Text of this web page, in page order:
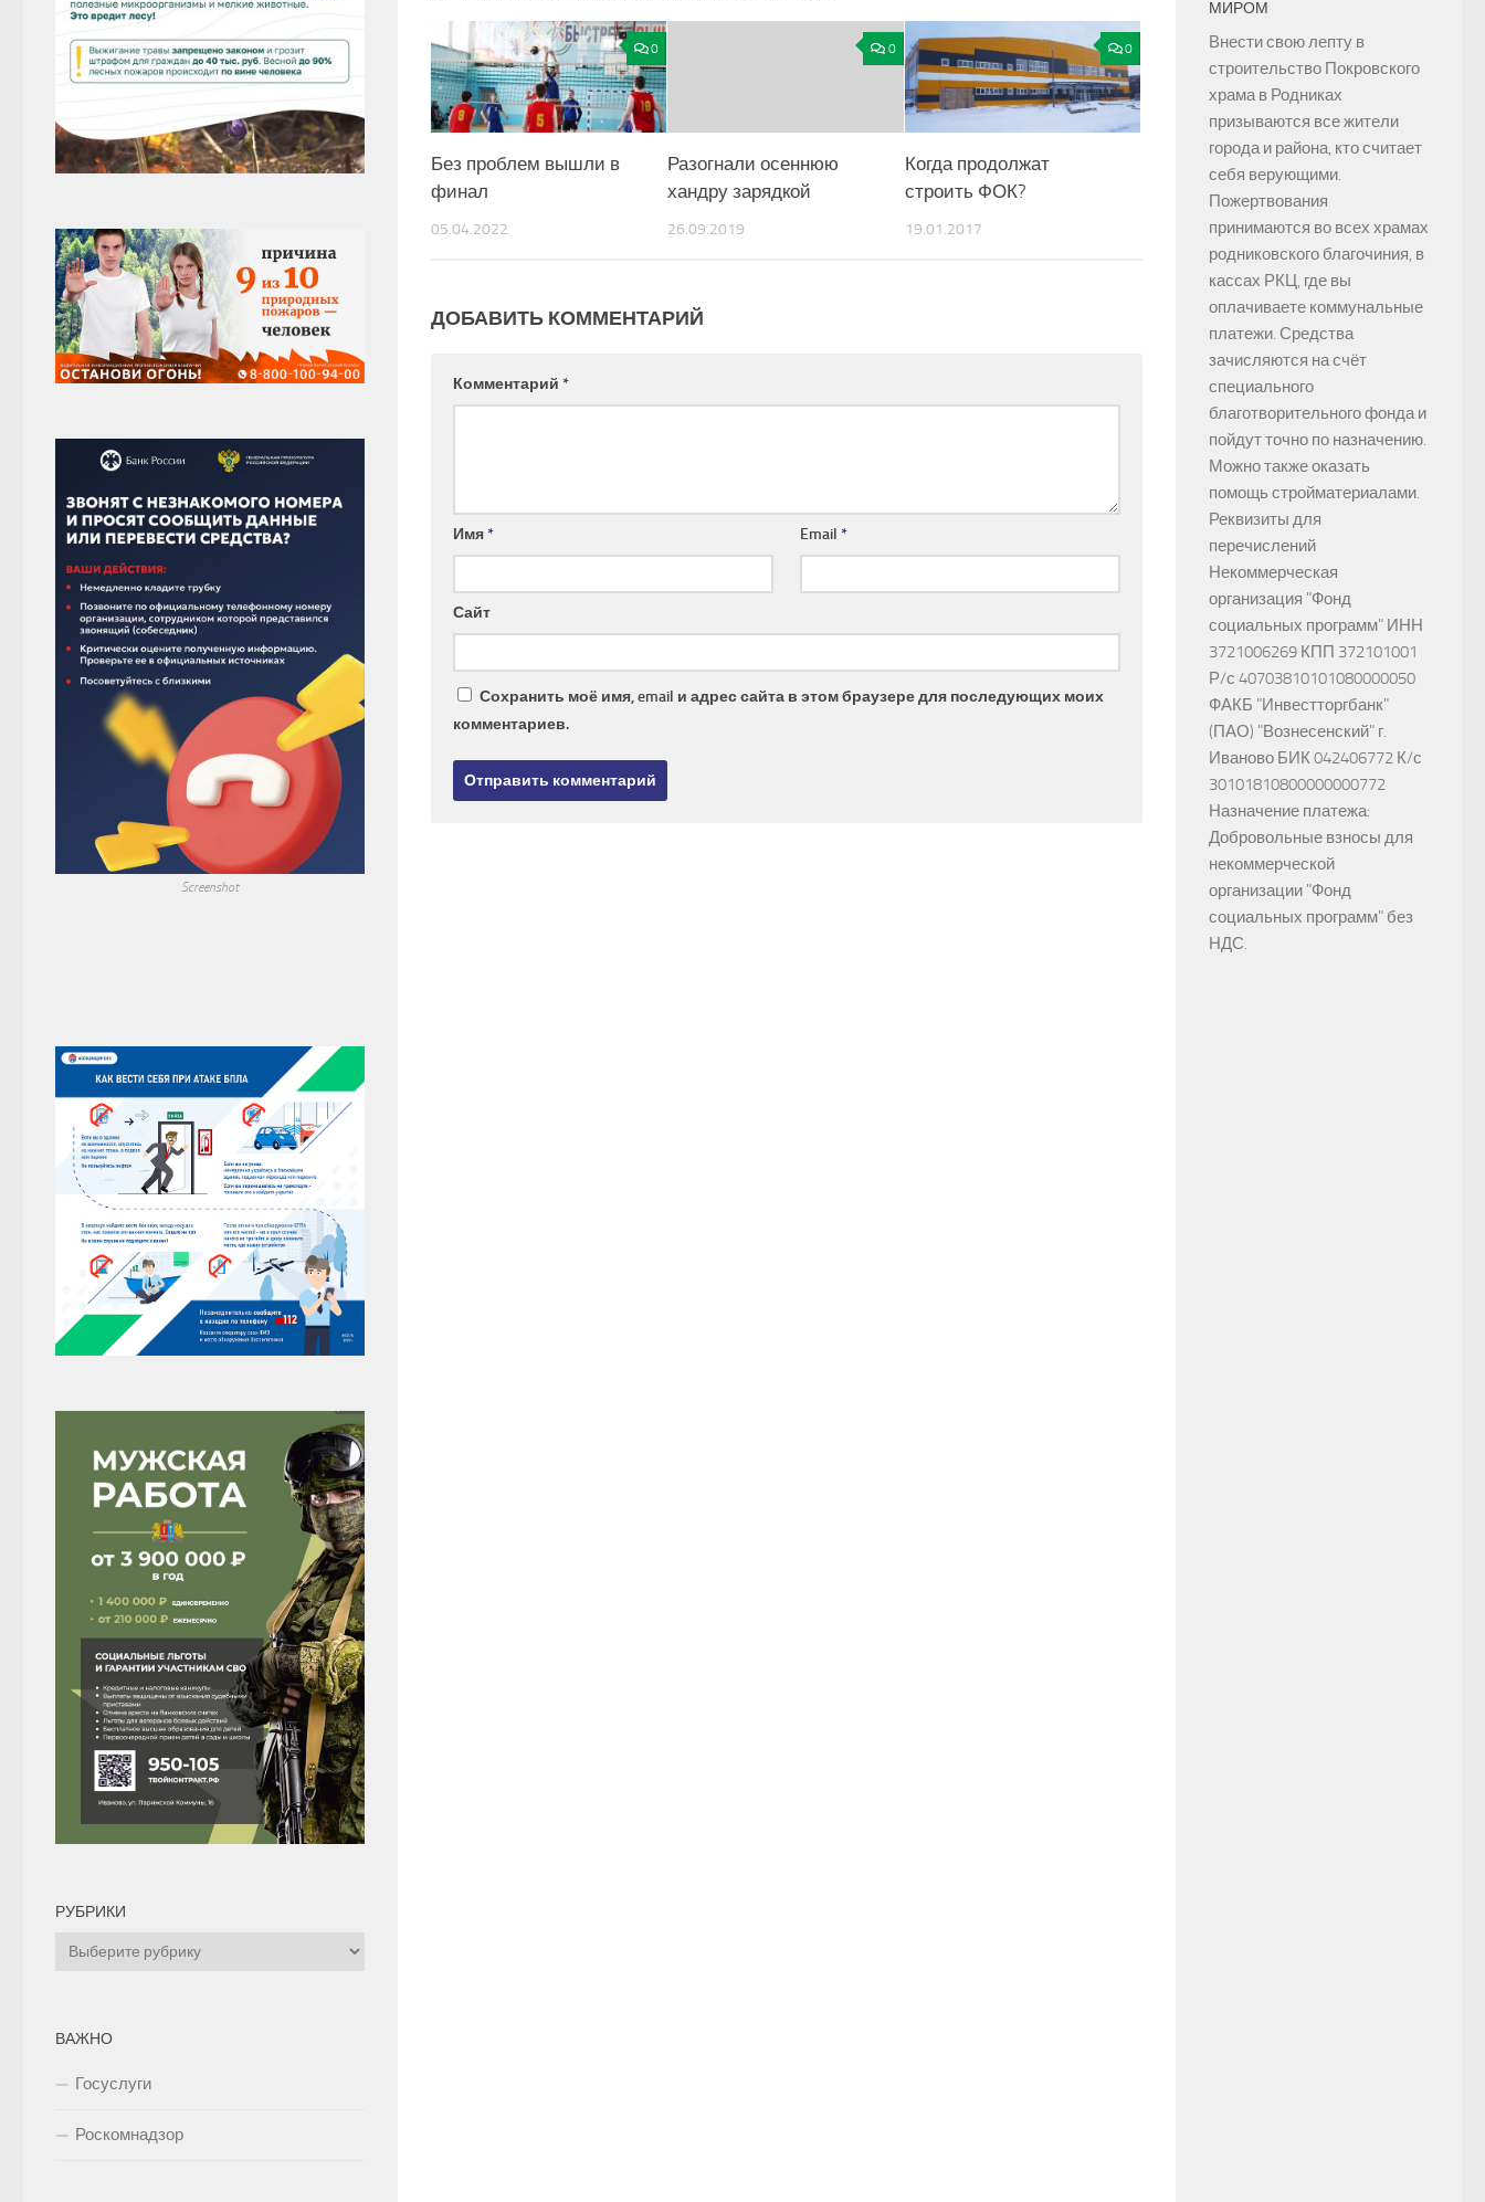
0
Без проблем вышли в
финал
05.04.2022
0
Разогнали осеннюю
хандру зарядкой
26.09.2019
0
Когда продолжат
строить ФОК?
19.01.2017
ДОБАВИТЬ КОММЕНТАРИЙ
Комментарий *
Имя* Email*
Сайт
Сохранить моё имя, email и адрес сайта в этом браузере для последующих моих
комментариев.
Screenshot
РУБРИКИ
Рубрики
ВАЖНО
Госуслуги
Роскомнадзор
МИРОМ
Внести свою лепту в
строительство Покровского
храма в Родниках
призываются все жители
города и района, кто считает
себя верующими.
Пожертвования
принимаются во всех храмах
родниковского благочиния, в
кассах РКЦ, где вы
оплачиваете коммунальные
платежи. Средства
зачисляются на счёт
специального
благотворительного фонда и
пойдут точно по назначению.
Можно также оказать
помощь стройматериалами.
Реквизиты для
перечислений
Некоммерческая
организация "Фонд
социальных программ" ИНН
3721006269 КПП 372101001
Р/с 40703810101080000050
ФАКБ "Инвестторгбанк"
(ПАО) "Вознесенский" г.
Иваново БИК 042406772 К/с
30101810800000000772
Назначение платежа:
Добровольные взносы для
некоммерческой
организации "Фонд
социальных программ" без
НДС.